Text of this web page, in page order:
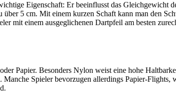
Eigenschaft: Er beeinflusst das Gleichgewicht
5 cm. Mit einem kurzen Schaft kann man den
mit einem ausgeglichenen Dartpfeil am besten
Papier. Besonders Nylon weist eine hohe
Spieler bevorzugen allerdings Papier-